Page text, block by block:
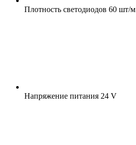
Плотность светодиодов 60 шт/м
Напряжение питания 24 V